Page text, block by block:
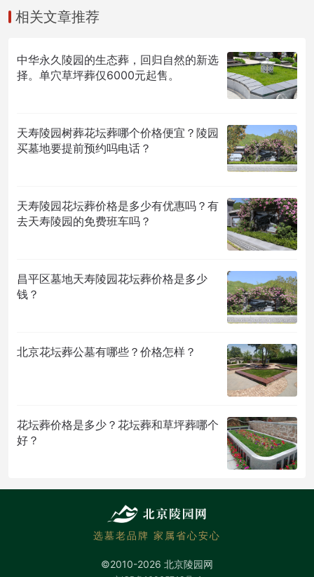
相关文章推荐
中华永久陵园的生态葬，回归自然的新选
择。单穴草坪葬仅6000元起售。
天寿陵园树葬花坛葬哪个价格便宜？陵园
买墓地要提前预约吗电话？
天寿陵园花坛葬价格是多少有优惠吗？有
去天寿陵园的免费班车吗？
昌平区墓地天寿陵园花坛葬价格是多少
钱？
北京花坛葬公墓有哪些？价格怎样？
花坛葬价格是多少？花坛葬和草坪葬哪个
好？
选墓老品牌 家属省心安心
©2010-2026 北京陵园网